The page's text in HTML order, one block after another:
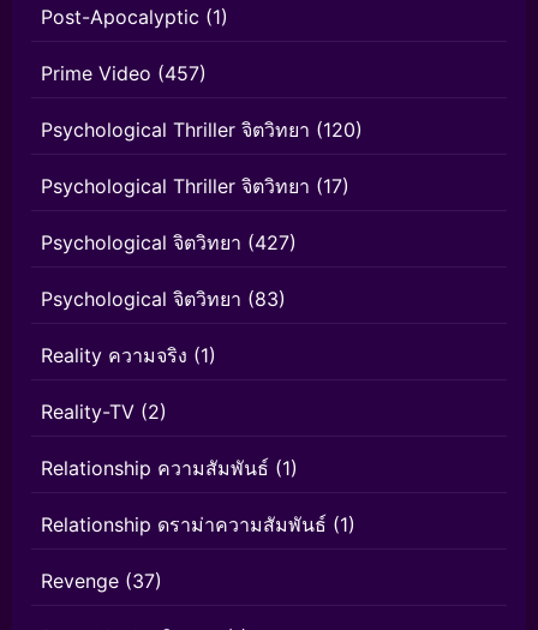
Post-Apocalyptic (1)
Prime Video (457)
Psychological Thriller จิตวิทยา (120)
Psychological Thriller จิตวิทยา (17)
Psychological จิตวิทยา (427)
Psychological จิตวิทยา (83)
Reality ความจริง (1)
Reality-TV (2)
Relationship ความสัมพันธ์ (1)
Relationship ดราม่าความสัมพันธ์ (1)
Revenge (37)